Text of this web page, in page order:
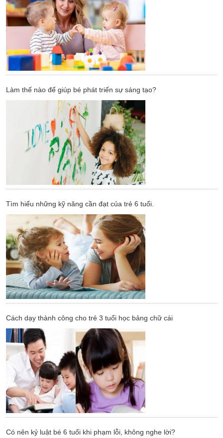
Làm thế nào để giúp bé phát triển sự sáng tạo?
Tìm hiểu những kỹ năng cần đạt của trẻ 6 tuổi.
Cách dạy thành công cho trẻ 3 tuổi học bảng chữ cái
Có nên kỷ luật bé 6 tuổi khi phạm lỗi, không nghe lời?